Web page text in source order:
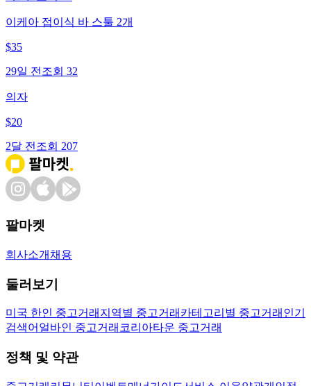
이케아 접이식 바 스툴 2개
$35
29일 전 조회 32
의자
$20
2달 전 조회 207
팔마켓
회사소개 채용
둘러보기
미국 한인 중고거래 지역별 중고거래 카테고리별 중고거래 인기
검색어 얼바인 중고거래 코리아타운 중고거래
정책 및 약관